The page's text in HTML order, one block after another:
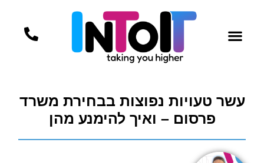
עשר טעויות נפוצות בבחירת משרד
פרסום – ואיך להימנע מהן